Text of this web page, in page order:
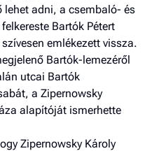
adni, a csembaló- és
Bartók Pétert
emlékezett vissza.
Bartók-lemezéről
utcai Bartók
a Zipernowsky
alapítóját ismerhette
Zipernowsky Károly